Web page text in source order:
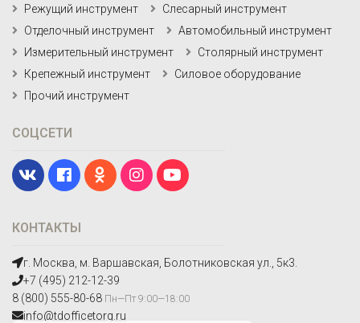
КОНТАКТЫ
г. Москва, м. Варшавская, Болотниковская ул., 5к3.
+7 (495) 212-12-39
8 (800) 555-80-68 Пн—Пт 9:00—18:00
info@tdofficetorg.ru
Режущий инструмент
Слесарный инструмент
Отделочный инструмент
Автомобильный инструмент
Измерительный инструмент
Столярный инструмент
Крепежный инструмент
Силовое оборудование
Прочий инструмент
СОЦСЕТИ